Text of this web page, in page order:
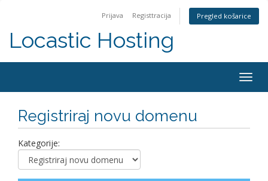
Prijava Registtracija Pregled košarice
Locastic Hosting
Registriraj novu domenu
Kategorije: